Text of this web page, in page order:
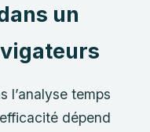
un
l’analyse temps
dépend